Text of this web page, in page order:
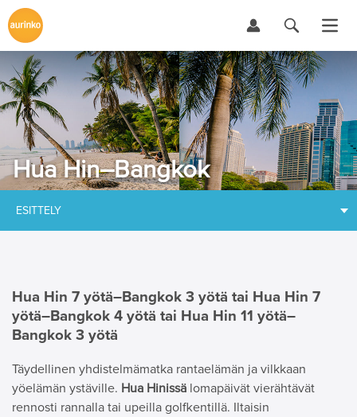
Hua Hin–Bangkok
ESITTELY
Hua Hin 7 yötä–Bangkok 3 yötä tai Hua Hin 7
yötä–Bangkok 4 yötä tai Hua Hin 11 yötä–
Bangkok 3 yötä
Täydellinen yhdistelmämatka rantaelämän ja vilkkaan
yöelämän ystäville. Hua Hinissä lomapäivät vierähtävät
rennosti rannalla tai upeilla golfkentillä. Iltaisin